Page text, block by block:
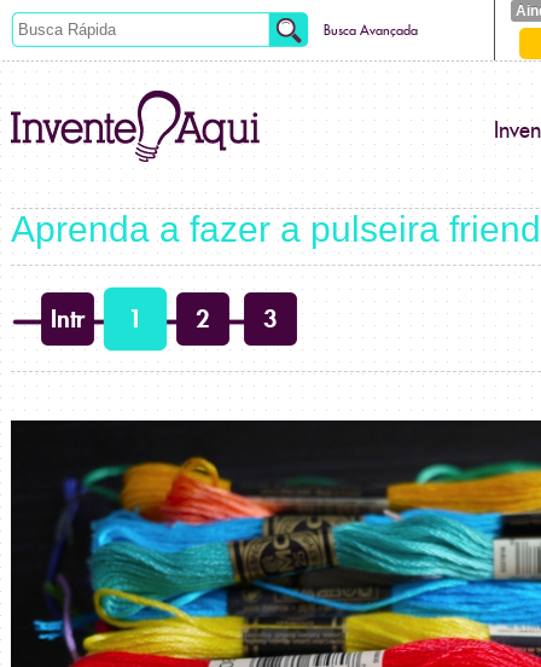
Busca Avançada
Aprenda a fazer a pulseira
Intr 1 2 3